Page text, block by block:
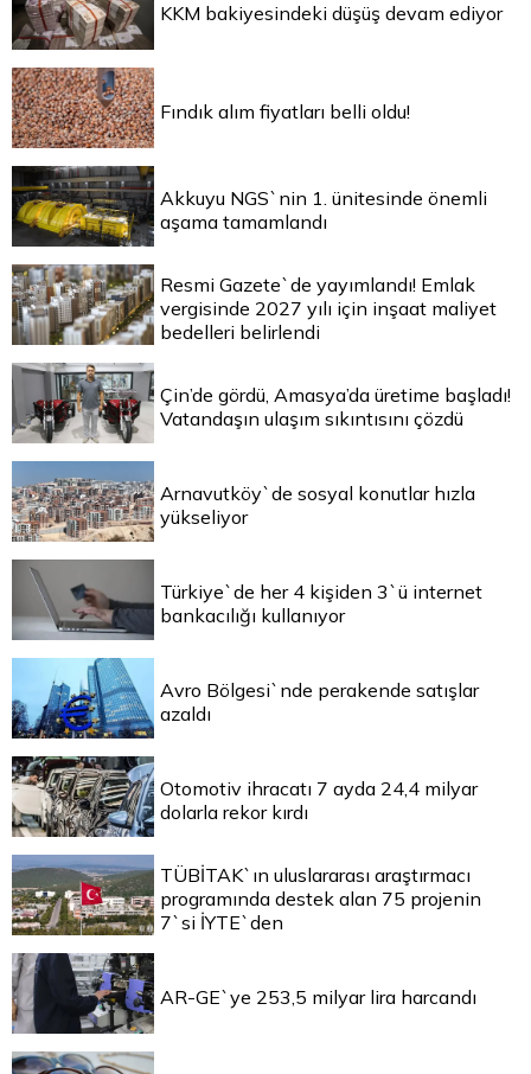
KKM bakiyesindeki düşüş devam ediyor
Fındık alım fiyatları belli oldu!
Akkuyu NGS`nin 1. ünitesinde önemli
aşama tamamlandı
Resmi Gazete`de yayımlandı! Emlak
vergisinde 2027 yılı için inşaat maliyet
bedelleri belirlendi
Çin’de gördü, Amasya’da üretime başladı!
Vatandaşın ulaşım sıkıntısını çözdü
Arnavutköy`de sosyal konutlar hızla
yükseliyor
Türkiye`de her 4 kişiden 3`ü internet
bankacılığı kullanıyor
Avro Bölgesi`nde perakende satışlar
azaldı
Otomotiv ihracatı 7 ayda 24,4 milyar
dolarla rekor kırdı
TÜBİTAK`ın uluslararası araştırmacı
programında destek alan 75 projenin
7`si İYTE`den
AR-GE`ye 253,5 milyar lira harcandı